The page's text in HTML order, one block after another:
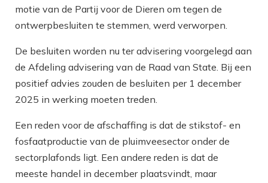
motie van de Partij voor de Dieren om tegen de
ontwerpbesluiten te stemmen, werd verworpen.
De besluiten worden nu ter advisering voorgelegd aan
de Afdeling advisering van de Raad van State. Bij een
positief advies zouden de besluiten per 1 december
2025 in werking moeten treden.
Een reden voor de afschaffing is dat de stikstof- en
fosfaatproductie van de pluimveesector onder de
sectorplafonds ligt. Een andere reden is dat de
meeste handel in december plaatsvindt, maar